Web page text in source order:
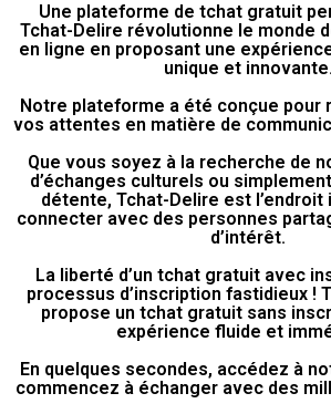
Une plateforme de tchat gratuit
Tchat-Delire révolutionne le monde
en ligne en proposant une
unique et innovante.
Notre plateforme a été conçue pour
vos attentes en matière de
Que vous soyez à la recherche de
d’échanges culturels ou
détente, Tchat-Delire est l’endroit
connecter avec des personnes
d’intérêt.
La liberté d’un tchat gratuit avec
processus d’inscription fastidieux !
propose un tchat gratuit sans
expérience fluide et
En quelques secondes, accédez à
commencez à échanger avec des